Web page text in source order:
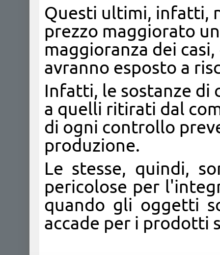
Questi ultimi, infatti,
prezzo maggiorato
maggioranza dei
avranno esposto a
Infatti, le sostanze di
a quelli ritirati dal
di ogni controllo
produzione.
Le stesse, quindi,
pericolose per
quando gli oggetti
accade per i prodotti